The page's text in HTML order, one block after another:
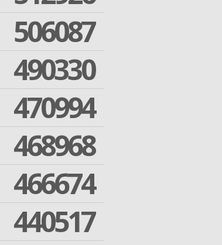
506087
490330
470994
468968
466674
440517